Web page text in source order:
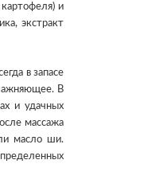
и
экстракт
в запасе
В
и удачных
массажа
масло ши.